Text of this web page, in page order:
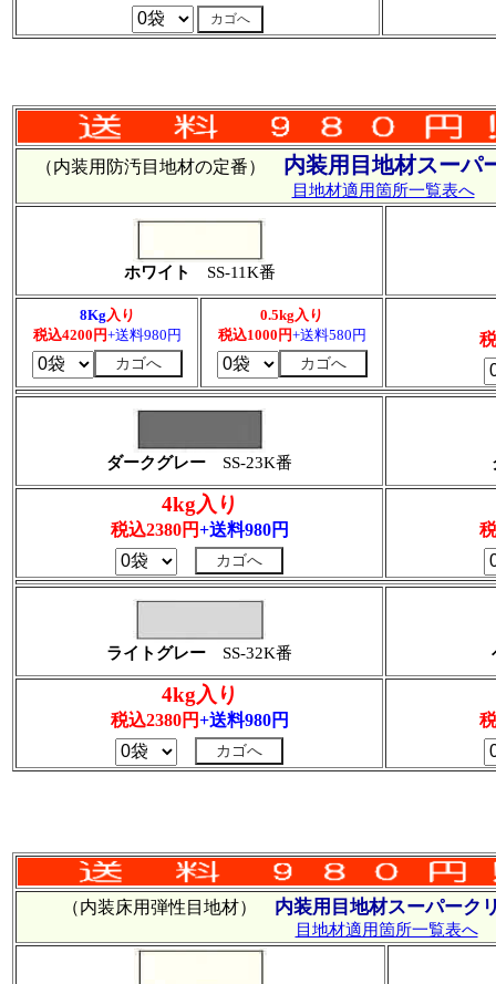
（内装床用弾性目地材） 内装用目地材スーパーク
目地材適用箇所一覧表へ
（内装用防汚目地材の定番） 内装用目地材スーパ
目地材適用箇所一覧表へ
ホワイト SS-11K番
8Kg入り
税込4200円+送料980円
0.5kg入り
税込1000円+送料580円
ダークグレー SS-23K番
4kg入り
税込2380円+送料980円
ライトグレー SS-32K番
4kg入り
税込2380円+送料980円